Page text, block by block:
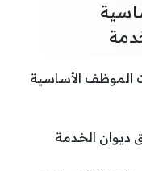
الموظف الأساسية
ديوان الخدمة